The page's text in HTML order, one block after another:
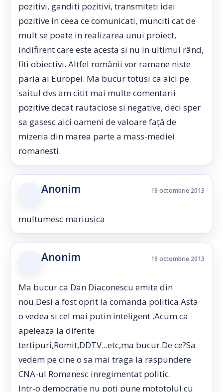
pozitivi, ganditi pozitivi, transmiteti idei
pozitive in ceea ce comunicati, munciti cat de
mult se poate in realizarea unui proiect,
indifirent care este acesta si nu in ultimul rând,
fiti obiectivi. Altfel românii vor ramane niste
paria ai Europei. Ma bucur totusi ca aici pe
saitul dvs am citit mai multe comentarii
pozitive decat rautaciose si negative, deci sper
sa gasesc aici oameni de valoare față de
mizeria din marea parte a mass-mediei
romanesti.
Anonim 19 octombrie 2013
multumesc mariusica
Anonim 19 octombrie 2013
Ma bucur ca Dan Diaconescu emite din
nou.Desi a fost oprit la comanda politica.Asta
o vedea si cel mai putin inteligent .Acum ca
apeleaza la diferite
tertipuri,Romit,DDTV...etc,ma bucur.De ce?Sa
vedem pe cine o sa mai traga la raspundere
CNA-ul Romanesc inregimentat politic.
Intr-o democratie nu poti pune mototolul cu